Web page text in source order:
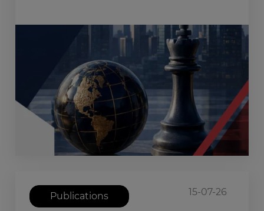
Publications 15-07-26